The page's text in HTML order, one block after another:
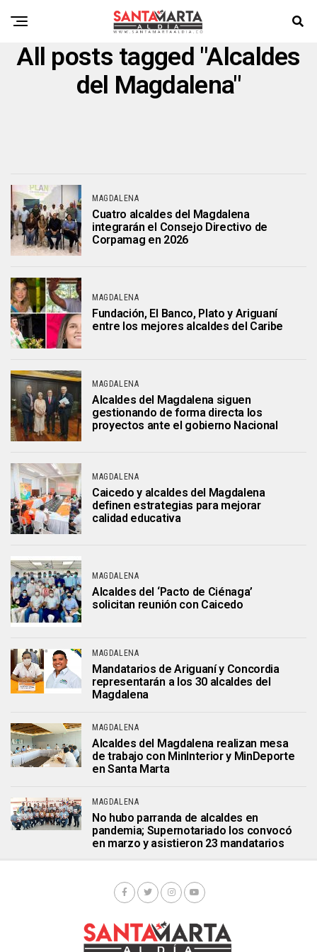
All posts tagged "Alcaldes
del Magdalena"
MAGDALENA
Cuatro alcaldes del Magdalena
integrarán el Consejo Directivo de
Corpamag en 2026
MAGDALENA
Fundación, El Banco, Plato y Ariguaní
entre los mejores alcaldes del Caribe
MAGDALENA
Alcaldes del Magdalena siguen
gestionando de forma directa los
proyectos ante el gobierno Nacional
MAGDALENA
Caicedo y alcaldes del Magdalena
definen estrategias para mejorar
calidad educativa
MAGDALENA
Alcaldes del ‘Pacto de Ciénaga’
solicitan reunión con Caicedo
MAGDALENA
Mandatarios de Ariguaní y Concordia
representarán a los 30 alcaldes del
Magdalena
MAGDALENA
Alcaldes del Magdalena realizan mesa
de trabajo con MinInterior y MinDeporte
en Santa Marta
MAGDALENA
No hubo parranda de alcaldes en
pandemia; Supernotariado los convocó
en marzo y asistieron 23 mandatarios